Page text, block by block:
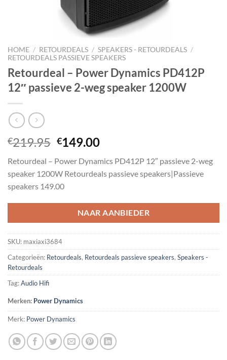
HOME / RETOURDEALS / SPEAKERS - RETOURDEALS /
RETOURDEALS PASSIEVE SPEAKERS
Retourdeal – Power Dynamics PD412P
12″ passieve 2-weg speaker 1200W
€219.95 Oorspronkelijke
was:
€219.95.
€149.00Huidige
is:
€149.00.
Retourdeal – Power Dynamics PD412P 12″ passieve 2-weg
speaker 1200W Retourdeals passieve speakers|Passieve
speakers 149.00
NAAR AANBIEDER
SKU: maxiaxi3684
Categorieën: Retourdeals, Retourdeals passieve speakers, Speakers -
Retourdeals
Tag:Audio Hifi
Merken: Power Dynamics
Merk: Power Dynamics